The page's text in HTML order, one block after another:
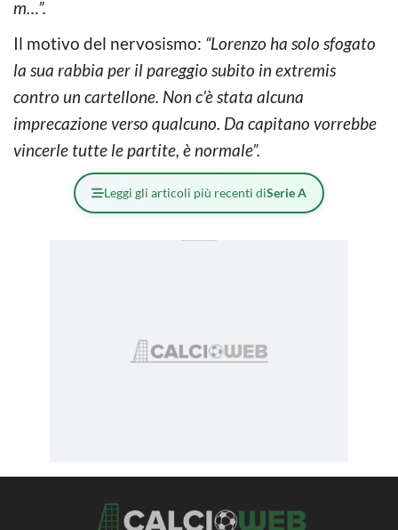
m…”.
Il motivo del nervosismo: “Lorenzo ha solo sfogato
la sua rabbia per il pareggio subito in extremis
contro un cartellone. Non c’è stata alcuna
imprecazione verso qualcuno. Da capitano vorrebbe
vincerle tutte le partite, è normale”.
Leggi gli articoli più recenti diSerie A